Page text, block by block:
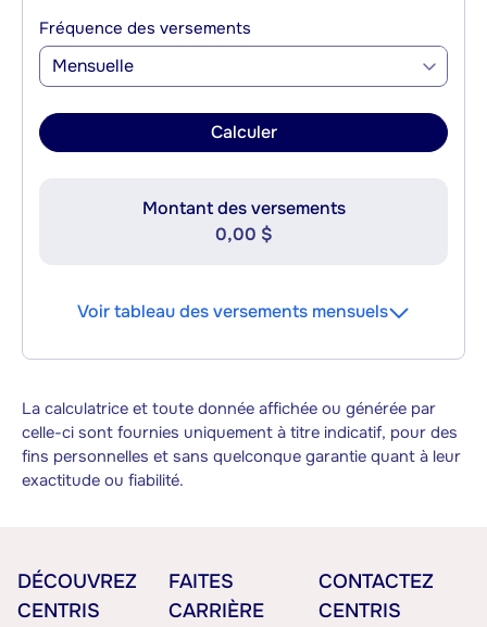
Fréquence des versements
Mensuelle
Calculer
Montant des versements
0,00 $
Voir tableau des versements mensuels
La calculatrice et toute donnée affichée ou générée par
celle-ci sont fournies uniquement à titre indicatif, pour des
fins personnelles et sans quelconque garantie quant à leur
exactitude ou fiabilité.
DÉCOUVREZ
CENTRIS
FAITES
CARRIÈRE
CONTACTEZ
CENTRIS